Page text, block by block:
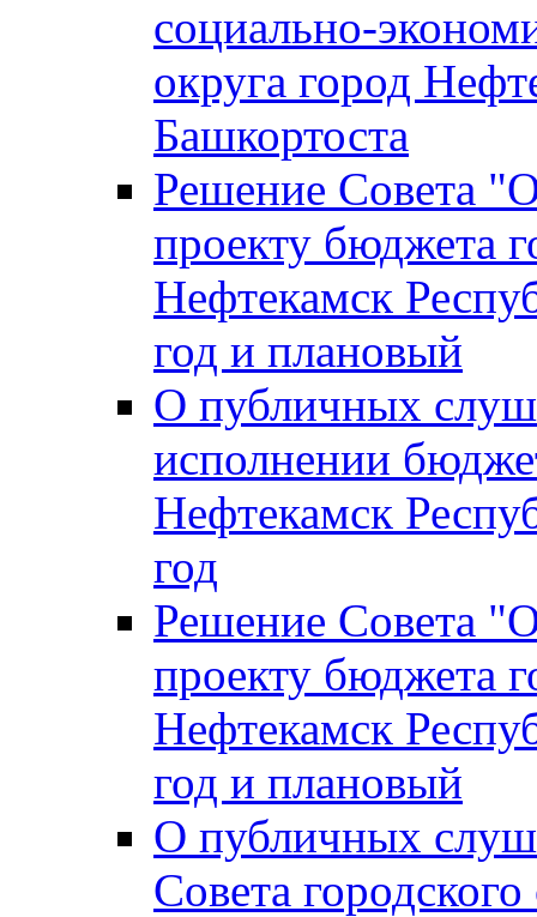
социально-
округа город
Башкортоста
Решение Совета
проекту бюджета
Нефтекамск
год и плановый
О публичных
исполнении
Нефтекамск
год
Решение Совета
проекту бюджета
Нефтекамск
год и плановый
О публичных
Совета